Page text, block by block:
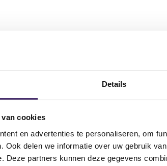
Details
cookies
en advertenties te personaliseren, om
Ook delen we informatie over uw gebruik
Deze partners kunnen deze gegevens